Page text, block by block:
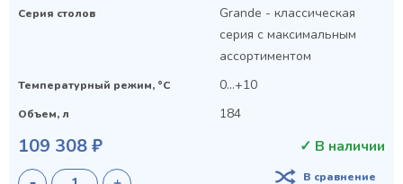
Серия столов
Grande - классическая
серия с максимальным
ассортиментом
Температурный режим, °C 0...+10
Объем, л 184
109 308 ₽ ✓ В наличии
В сравнение